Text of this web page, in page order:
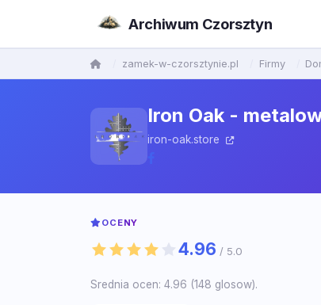
Archiwum Czorsztyn
zamek-w-czorsztynie.pl Firmy
Iron Oak -
iron-oak.store
OCENY
4.96 / 5.0
Srednia ocen: 4.96 (148 glosow).